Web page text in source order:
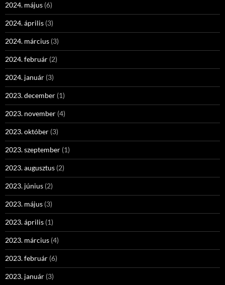
2024. május (6)
2024. április (3)
2024. március (3)
2024. február (2)
2024. január (3)
2023. december (1)
2023. november (4)
2023. október (3)
2023. szeptember (1)
2023. augusztus (2)
2023. június (2)
2023. május (3)
2023. április (1)
2023. március (4)
2023. február (6)
2023. január (3)